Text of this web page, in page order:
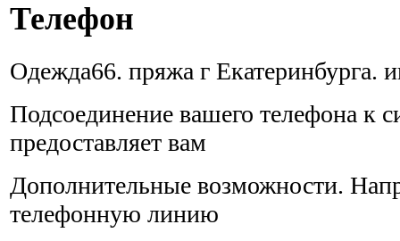
Телефон
Одежда66. пряжа г Екатеринбурга.
Подсоединение вашего телефона к
предоставляет вам
Дополнительные возможности.
телефонную линию